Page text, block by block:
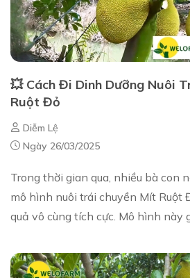
💥 Cách Đi Dinh Dưỡng Nuôi
Ruột Đỏ
Diễm Lệ
Ngày 26/03/2025
Trong thời gian qua, nhiều bà con
mô hình nuôi trái chuyền Mít Ruột
quả vô cùng tích cực. Mô hình này